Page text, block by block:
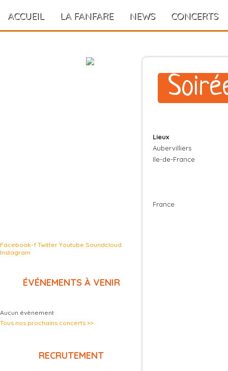
ACCUEIL LA FANFARE NEWS CONCERTS
Facebook-f Twitter Youtube Soundcloud
Instagram
ÉVÉNEMENTS À VENIR
Aucun évènement
Tous nos prochains concerts >>
RECRUTEMENT
Lieux
Aubervilliers
Ile-de-France
France